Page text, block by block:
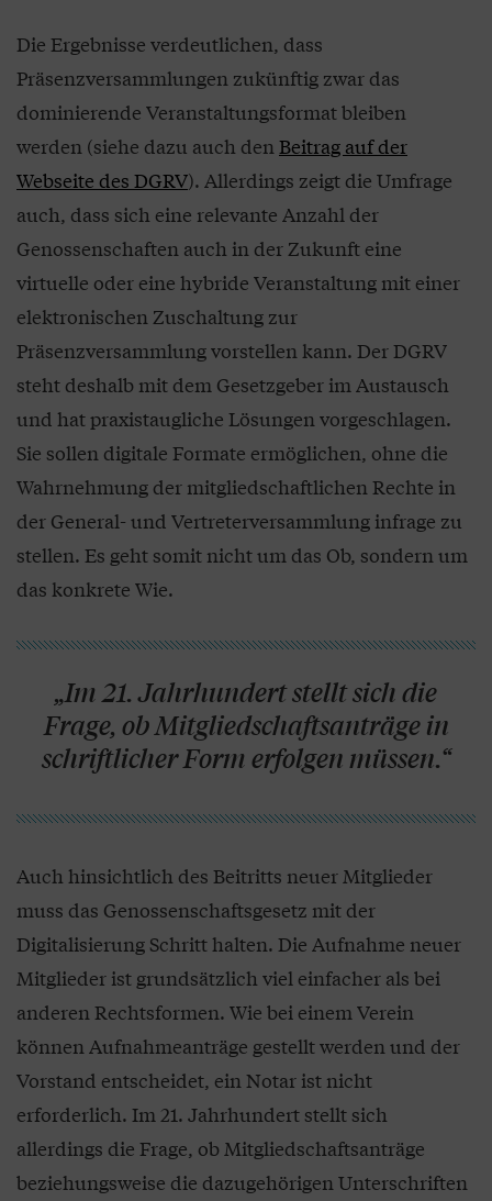
Die Ergebnisse verdeutlichen, dass
Präsenzversammlungen zukünftig zwar das
dominierende Veranstaltungsformat bleiben
werden (siehe dazu auch denBeitrag auf der
Webseite des DGRV). Allerdings zeigt die Umfrage
auch, dass sich eine relevante Anzahl der
Genossenschaften auch in der Zukunft eine
virtuelle oder eine hybride Veranstaltung mit einer
elektronischen Zuschaltung zur
Präsenzversammlung vorstellen kann. Der DGRV
steht deshalb mit dem Gesetzgeber im Austausch
und hat praxistaugliche Lösungen vorgeschlagen.
Sie sollen digitale Formate ermöglichen, ohne die
Wahrnehmung der mitgliedschaftlichen Rechte in
der General- und Vertreterversammlung infrage zu
stellen. Es geht somit nicht um das Ob, sondern um
das konkrete Wie.
„Im 21. Jahrhundert stellt sich die
Frage, ob Mitgliedschaftsanträge in
schriftlicher Form erfolgen müssen.“
Auch hinsichtlich des Beitritts neuer Mitglieder
muss das Genossenschaftsgesetz mit der
Digitalisierung Schritt halten. Die Aufnahme neuer
Mitglieder ist grundsätzlich viel einfacher als bei
anderen Rechtsformen. Wie bei einem Verein
können Aufnahmeanträge gestellt werden und der
Vorstand entscheidet, ein Notar ist nicht
erforderlich. Im 21. Jahrhundert stellt sich
allerdings die Frage, ob Mitgliedschaftsanträge
beziehungsweise die dazugehörigen Unterschriften